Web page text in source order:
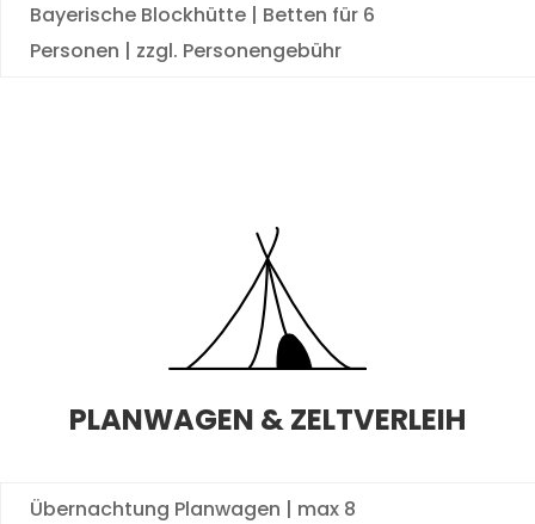
Bayerische Blockhütte | Betten für 6
Personen | zzgl. Personengebühr
PLANWAGEN & ZELTVERLEIH
Übernachtung Planwagen | max 8